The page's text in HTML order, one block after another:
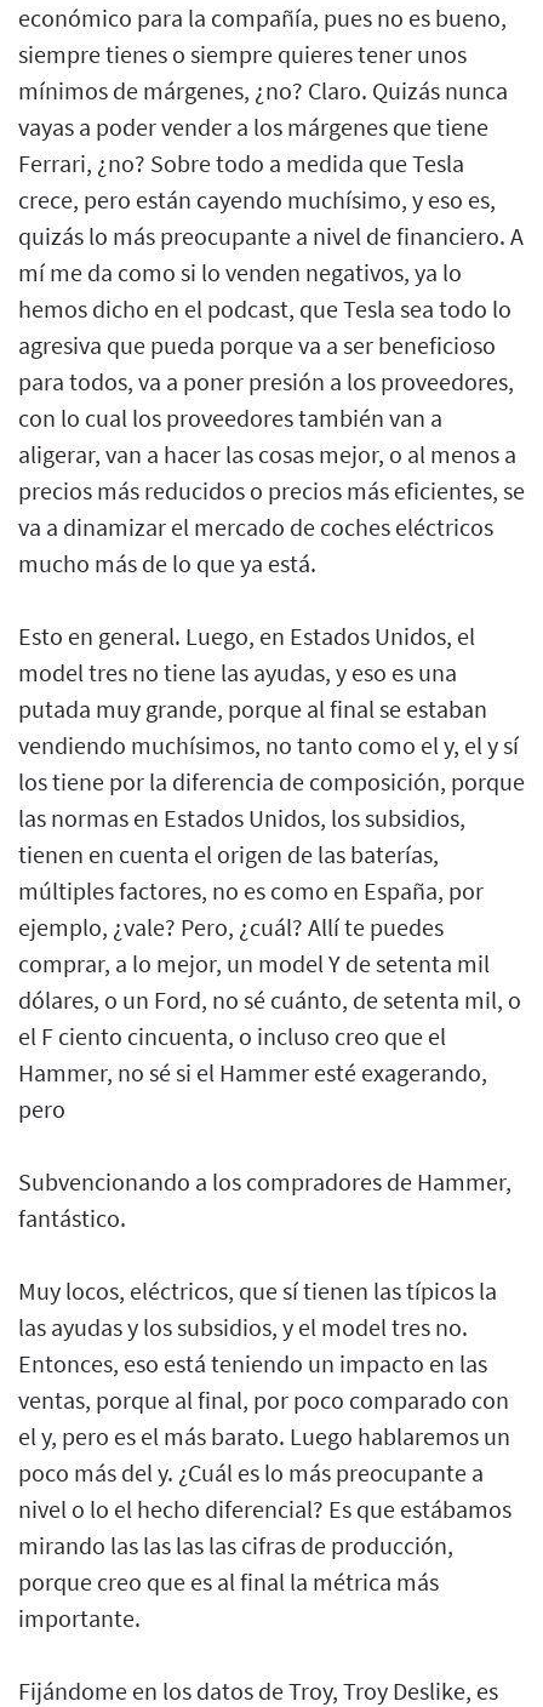
económico para la compañía, pues no es bueno,
siempre tienes o siempre quieres tener unos
mínimos de márgenes, ¿no? Claro. Quizás nunca
vayas a poder vender a los márgenes que tiene
Ferrari, ¿no? Sobre todo a medida que Tesla
crece, pero están cayendo muchísimo, y eso es,
quizás lo más preocupante a nivel de financiero. A
mí me da como si lo venden negativos, ya lo
hemos dicho en el podcast, que Tesla sea todo lo
agresiva que pueda porque va a ser beneficioso
para todos, va a poner presión a los proveedores,
con lo cual los proveedores también van a
aligerar, van a hacer las cosas mejor, o al menos a
precios más reducidos o precios más eficientes, se
va a dinamizar el mercado de coches eléctricos
mucho más de lo que ya está.
Esto en general. Luego, en Estados Unidos, el
model tres no tiene las ayudas, y eso es una
putada muy grande, porque al final se estaban
vendiendo muchísimos, no tanto como el y, el y sí
los tiene por la diferencia de composición, porque
las normas en Estados Unidos, los subsidios,
tienen en cuenta el origen de las baterías,
múltiples factores, no es como en España, por
ejemplo, ¿vale? Pero, ¿cuál? Allí te puedes
comprar, a lo mejor, un model Y de setenta mil
dólares, o un Ford, no sé cuánto, de setenta mil, o
el F ciento cincuenta, o incluso creo que el
Hammer, no sé si el Hammer esté exagerando,
pero
Subvencionando a los compradores de Hammer,
fantástico.
Muy locos, eléctricos, que sí tienen las típicos la
las ayudas y los subsidios, y el model tres no.
Entonces, eso está teniendo un impacto en las
ventas, porque al final, por poco comparado con
el y, pero es el más barato. Luego hablaremos un
poco más del y. ¿Cuál es lo más preocupante a
nivel o lo el hecho diferencial? Es que estábamos
mirando las las las las cifras de producción,
porque creo que es al final la métrica más
importante.
Fijándome en los datos de Troy, Troy Deslike, es